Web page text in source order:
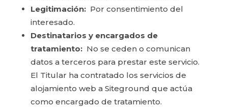
Legitimación:Por consentimiento del
interesado.
Destinatarios y encargados de
tratamiento:No se ceden o comunican
datos a terceros para prestar este servicio.
El Titular ha contratado los servicios de
alojamiento web a Siteground que actúa
como encargado de tratamiento.